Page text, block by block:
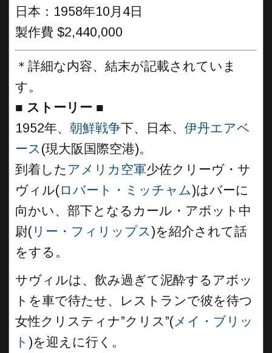
日本：1958年10月4日
製作費 $2,440,000
＊詳細な内容、結末が記載されていま
す。
■ ストーリー ■
1952年、 朝鮮戦争下、日本、 伊丹エアベ
ース (現大阪国際空港)。
到着した アメリカ空軍少佐クリーヴ・サ
ヴィル(ロバート・ミッチャム)はバーに
向かい、部下となるカール・アボット中
尉( リー・フィリップス)を紹介されて話
をする。
サヴィルは、飲み過ぎて泥酔するアボッ
トを車で待たせ、レストランで彼を待つ
女性クリスティナ”クリス”( メイ・ブリッ
ト )を迎えに行く。